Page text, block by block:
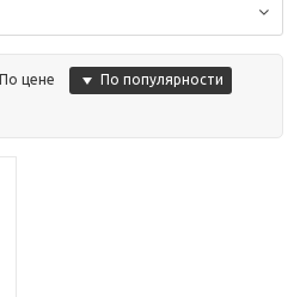
По цене По популярности